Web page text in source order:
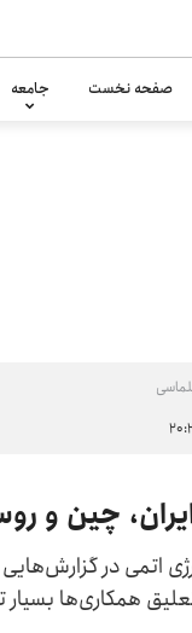
صفحه نخست جامعه
ایران، چین
اتمی در گزارش‌هایی
همکاری‌ها بسیار